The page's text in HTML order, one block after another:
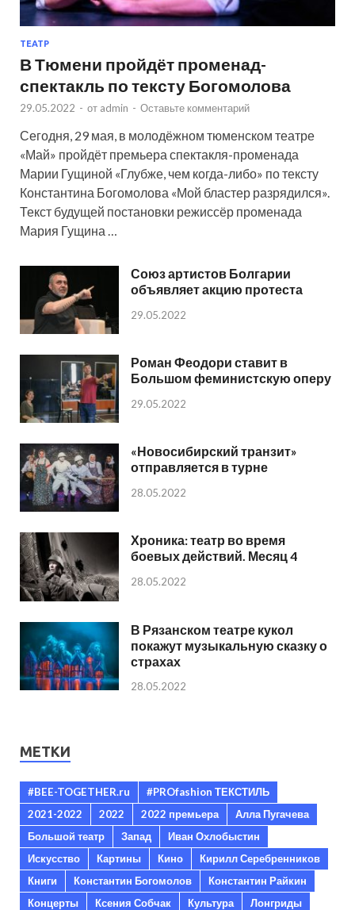
ТЕАТР
В Тюмени пройдёт променад-
спектакль по тексту Богомолова
29.05.2022 - от admin - Оставьте комментарий
Сегодня, 29 мая, в молодёжном тюменском театре
«Май» пройдёт премьера спектакля-променада
Марии Гущиной «Глубже, чем когда-либо» по тексту
Константина Богомолова «Мой бластер разрядился».
Текст будущей постановки режиссёр променада
Мария Гущина …
Союз артистов Болгарии
объявляет акцию протеста
29.05.2022
Роман Феодори ставит в
Большом феминистскую оперу
29.05.2022
«Новосибирский транзит»
отправляется в турне
28.05.2022
Хроника: театр во время
боевых действий. Месяц 4
28.05.2022
В Рязанском театре кукол
покажут музыкальную сказку о
страхах
28.05.2022
МЕТКИ
#BEE-TOGETHER.ru
#PROfashion ТЕКСТИЛЬ
2021-2022
2022 2022 премьера
Алла Пугачева
Большой театр
Запад
Иван Охлобыстин
Искусство
Картины Кино
Кирилл Серебренников
Книги
Константин Богомолов
Константин Райкин
Концерты
Ксения Собчак Культура
Лонгриды